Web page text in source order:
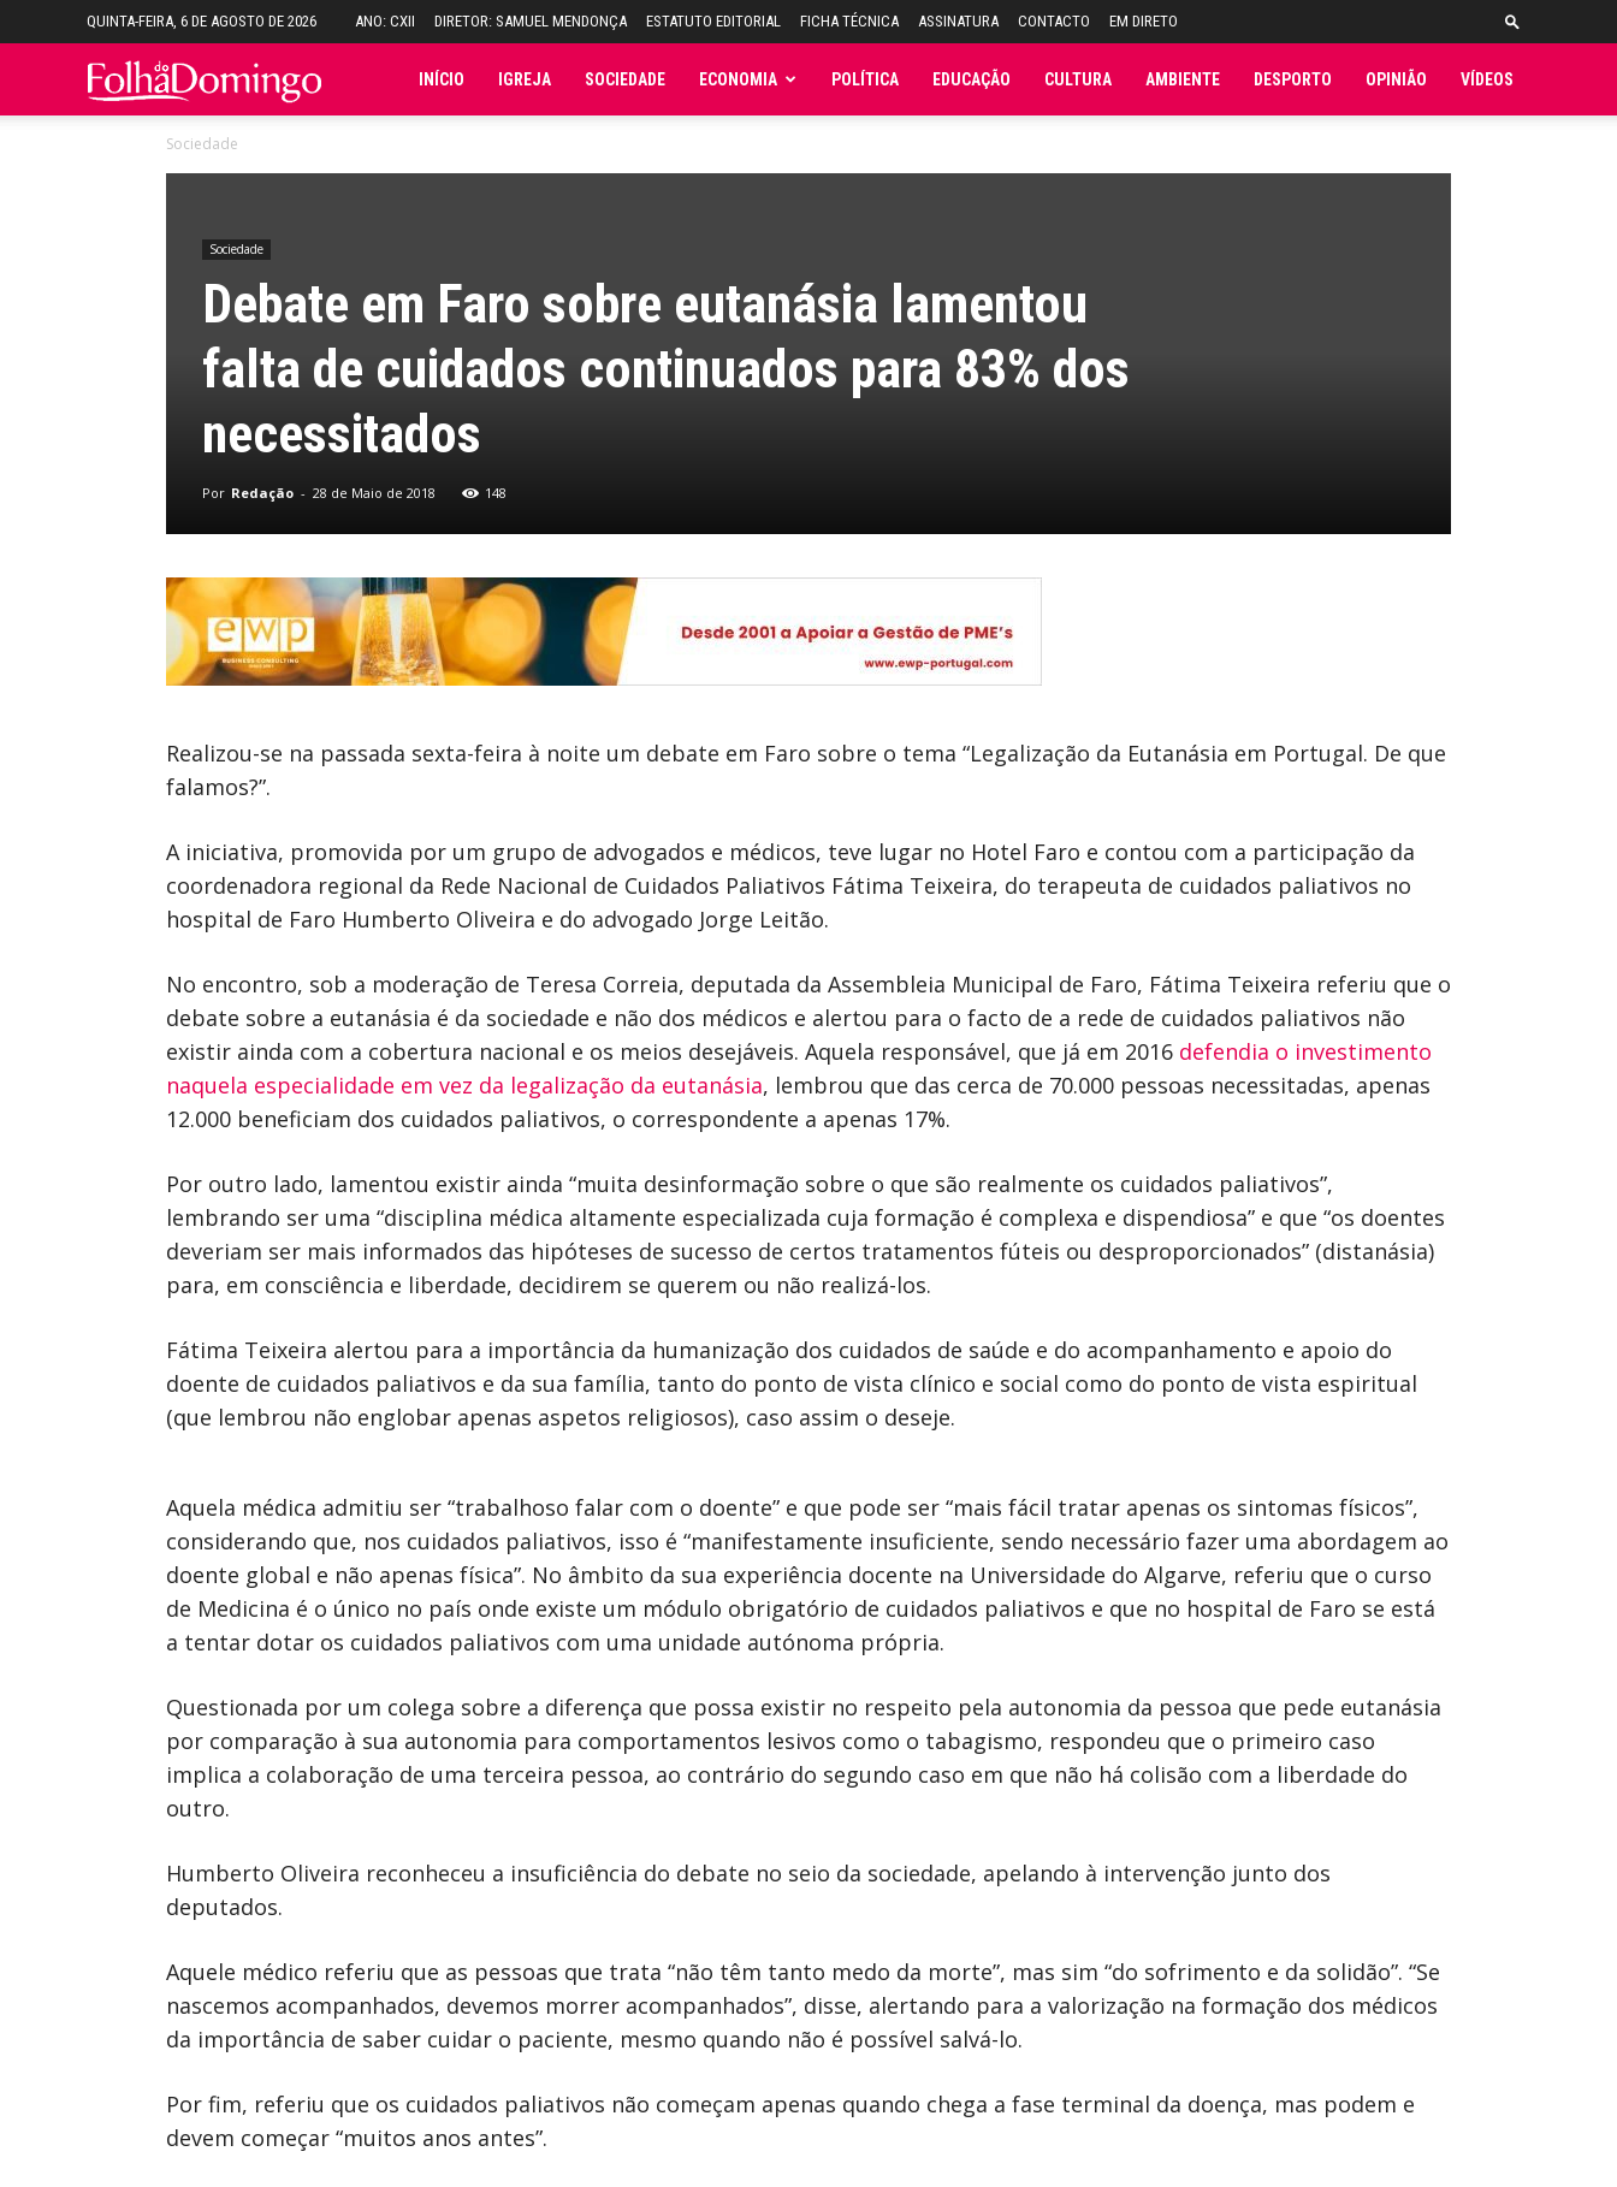
QUINTA-FEIRA, 6 DE AGOSTO DE 2026 ANO: CXII DIRETOR: SAMUEL MENDONÇA ESTATUTO EDITORIAL FICHA TÉCNICA ASSINATURA CONTACTO EM DIRETO
Folha INÍCIO IGREJA SOCIEDADE ECONOMIA POLÍTICA EDUCAÇÃO CULTURA AMBIENTE DESPORTO OPINIÃO VÍDEOS
Sociedade
Sociedade
Debate em Faro sobre eutanásia lamentou
falta de cuidados continuados para 83% dos
necessitados
Por Redação - 28 de Maio de 2018 148
Realizou-se na passada sexta-feira à noite um debate em Faro sobre o tema “Legalização da Eutanásia em Portugal. De que
falamos?”.
A iniciativa, promovida por um grupo de advogados e médicos, teve lugar no Hotel Faro e contou com a participação da
coordenadora regional da Rede Nacional de Cuidados Paliativos Fátima Teixeira, do terapeuta de cuidados paliativos no
hospital de Faro Humberto Oliveira e do advogado Jorge Leitão.
No encontro, sob a moderação de Teresa Correia, deputada da Assembleia Municipal de Faro, Fátima Teixeira referiu que o
debate sobre a eutanásia é da sociedade e não dos médicos e alertou para o facto de a rede de cuidados paliativos não
existir ainda com a cobertura nacional e os meios desejáveis. Aquela responsável, que já em 2016 defendia o investimento
naquela especialidade em vez da legalização da eutanásia, lembrou que das cerca de 70.000 pessoas necessitadas, apenas
12.000 beneficiam dos cuidados paliativos, o correspondente a apenas 17%.
Por outro lado, lamentou existir ainda “muita desinformação sobre o que são realmente os cuidados paliativos”,
lembrando ser uma “disciplina médica altamente especializada cuja formação é complexa e dispendiosa” e que “os doentes
deveriam ser mais informados das hipóteses de sucesso de certos tratamentos fúteis ou desproporcionados” (distanásia)
para, em consciência e liberdade, decidirem se querem ou não realizá-los.
Fátima Teixeira alertou para a importância da humanização dos cuidados de saúde e do acompanhamento e apoio do
doente de cuidados paliativos e da sua família, tanto do ponto de vista clínico e social como do ponto de vista espiritual
(que lembrou não englobar apenas aspetos religiosos), caso assim o deseje.
Aquela médica admitiu ser “trabalhoso falar com o doente” e que pode ser “mais fácil tratar apenas os sintomas físicos”,
considerando que, nos cuidados paliativos, isso é “manifestamente insuficiente, sendo necessário fazer uma abordagem ao
doente global e não apenas física”. No âmbito da sua experiência docente na Universidade do Algarve, referiu que o curso
de Medicina é o único no país onde existe um módulo obrigatório de cuidados paliativos e que no hospital de Faro se está
a tentar dotar os cuidados paliativos com uma unidade autónoma própria.
Questionada por um colega sobre a diferença que possa existir no respeito pela autonomia da pessoa que pede eutanásia
por comparação à sua autonomia para comportamentos lesivos como o tabagismo, respondeu que o primeiro caso
implica a colaboração de uma terceira pessoa, ao contrário do segundo caso em que não há colisão com a liberdade do
outro.
Humberto Oliveira reconheceu a insuficiência do debate no seio da sociedade, apelando à intervenção junto dos
deputados.
Aquele médico referiu que as pessoas que trata “não têm tanto medo da morte”, mas sim “do sofrimento e da solidão”. “Se
nascemos acompanhados, devemos morrer acompanhados”, disse, alertando para a valorização na formação dos médicos
da importância de saber cuidar o paciente, mesmo quando não é possível salvá-lo.
Por fim, referiu que os cuidados paliativos não começam apenas quando chega a fase terminal da doença, mas podem e
devem começar “muitos anos antes”.